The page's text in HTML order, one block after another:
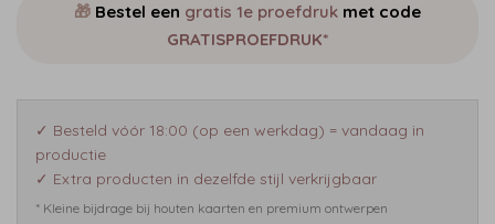
🎁 Bestel een gratis 1e proefdruk met code
GRATISPROEFDRUK*
✓ Besteld vóór 18:00 (op een werkdag) = vandaag in
productie
✓ Extra producten in dezelfde stijl verkrijgbaar
* Kleine bijdrage bij houten kaarten en premium ontwerpen